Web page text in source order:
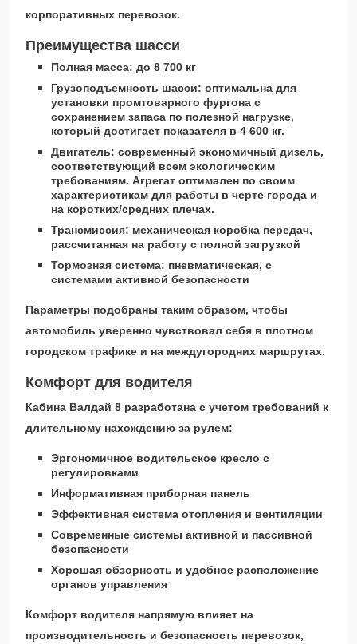
корпоративных перевозок.
Преимущества шасси
Полная масса: до 8 700 кг
Грузоподъемность шасси: оптимальна для
установки промтоварного фургона с
сохранением запаса по полезной нагрузке,
который достигает показателя в 4 600 кг.
Двигатель: современный экономичный дизель,
соответствующий всем экологическим
требованиям. Агрегат оптимален по своим
характеристикам для работы в черте города и
на коротких/средних плечах.
Трансмиссия: механическая коробка передач,
рассчитанная на работу с полной загрузкой
Тормозная система: пневматическая, с
системами активной безопасности
Параметры подобраны таким образом, чтобы
автомобиль уверенно чувствовал себя в плотном
городском трафике и на междугородних маршрутах.
Комфорт для водителя
Кабина Валдай 8 разработана с учетом требований к
длительному нахождению за рулем:
Эргономичное водительское кресло с
регулировками
Информативная приборная панель
Эффективная система отопления и вентиляции
Современные системы активной и пассивной
безопасности
Хорошая обзорность и удобное расположение
органов управления
Комфорт водителя напрямую влияет на
производительность и безопасность перевозок,